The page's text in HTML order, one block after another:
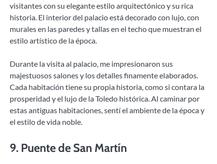
visitantes con su elegante estilo arquitectónico y su rica
historia. El interior del palacio está decorado con lujo, con
murales en las paredes y tallas en el techo que muestran el
estilo artístico de la época.
Durante la visita al palacio, me impresionaron sus
majestuosos salones y los detalles finamente elaborados.
Cada habitación tiene su propia historia, como si contara la
prosperidad y el lujo de la Toledo histórica. Al caminar por
estas antiguas habitaciones, sentí el ambiente de la época y
el estilo de vida noble.
9. Puente de San Martín